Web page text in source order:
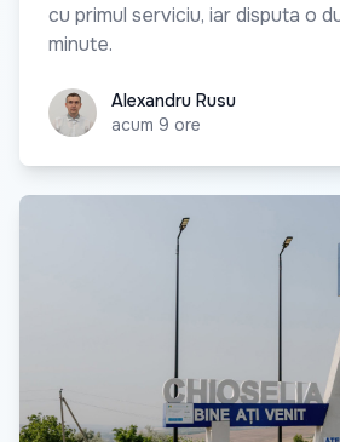
cu primul serviciu, iar disputa o
minute.
Alexandru Rusu
Alexandru Rusu
acum 9 ore